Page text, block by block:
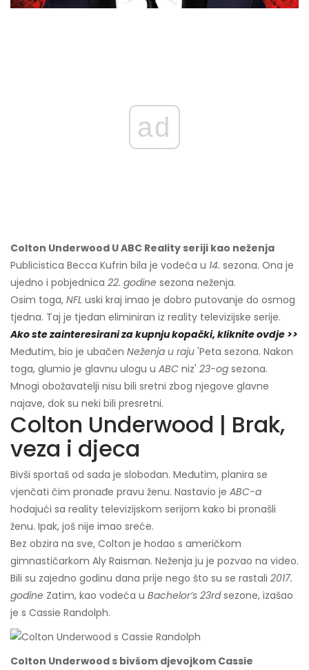
ad
Colton Underwood U ABC Reality seriji kao neženja
Publicistica Becca Kufrin bila je vodeća u 14. sezona. Ona je
ujedno i pobjednica 22. godine sezona neženja.
Osim toga, NFL uski kraj imao je dobro putovanje do osmog
tjedna. Taj je tjedan eliminiran iz reality televizijske serije.
Ako ste zainteresirani za kupnju kopački, kliknite ovdje >>
Međutim, bio je ubačen Neženja u raju 'Peta sezona. Nakon
toga, glumio je glavnu ulogu u ABC niz' 23-og sezona.
Mnogi obožavatelji nisu bili sretni zbog njegove glavne
najave, dok su neki bili presretni.
Colton Underwood | Brak,
veza i djeca
Bivši sportaš od sada je slobodan. Međutim, planira se
vjenčati čim pronađe pravu ženu. Nastavio je ABC-a
hodajući sa reality televizijskom serijom kako bi pronašli
ženu. Ipak, još nije imao sreće.
Bez obzira na sve, Colton je hodao s američkom
gimnastičarkom Aly Raisman. Neženja ju je pozvao na video.
Bili su zajedno godinu dana prije nego što su se rastali 2017.
godine Zatim, kao vodeća u Bachelor’s 23rd sezone, izašao
je s Cassie Randolph.
Colton Underwood s bivšom djevojkom Cassie